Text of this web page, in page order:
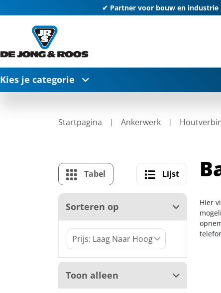
✔ Partner voor bouw en industrie
Kies je categorie
Startpagina Ankerwerk
Tabel Lijst
Sorteren op
Toon alleen
Hier